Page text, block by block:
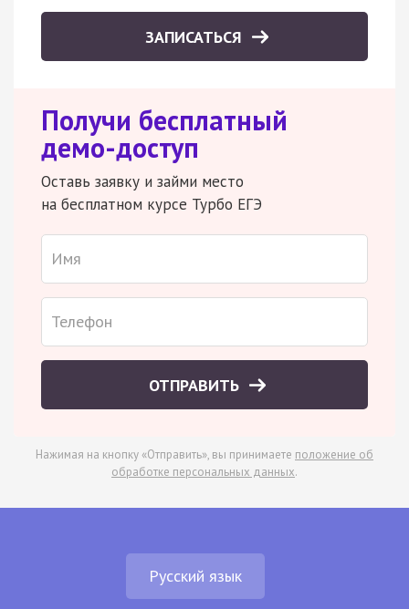
ЗАПИСАТЬСЯ
Получи бесплатный
демо-доступ
Оставь заявку и займи место
на бесплатном курсе Турбо ЕГЭ
ОТПРАВИТЬ
Нажимая на кнопку «Отправить», вы принимаете положение об
обработке персональных данных.
Русский язык